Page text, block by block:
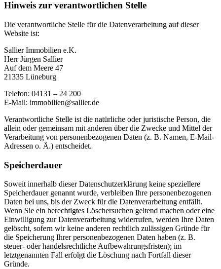
Hinweis zur verantwortlichen Stelle
Die verantwortliche Stelle für die Datenverarbeitung auf dieser
Website ist:
Sallier Immobilien e.K.
Herr Jürgen Sallier
Auf dem Meere 47
21335 Lüneburg
Telefon: 04131 – 24 200
E-Mail: immobilien@sallier.de
Verantwortliche Stelle ist die natürliche oder juristische Person, die
allein oder gemeinsam mit anderen über die Zwecke und Mittel der
Verarbeitung von personenbezogenen Daten (z. B. Namen, E-Mail-
Adressen o. Ä.) entscheidet.
Speicherdauer
Soweit innerhalb dieser Datenschutzerklärung keine speziellere
Speicherdauer genannt wurde, verbleiben Ihre personenbezogenen
Daten bei uns, bis der Zweck für die Datenverarbeitung entfällt.
Wenn Sie ein berechtigtes Löschersuchen geltend machen oder eine
Einwilligung zur Datenverarbeitung widerrufen, werden Ihre Daten
gelöscht, sofern wir keine anderen rechtlich zulässigen Gründe für
die Speicherung Ihrer personenbezogenen Daten haben (z. B.
steuer- oder handelsrechtliche Aufbewahrungsfristen); im
letztgenannten Fall erfolgt die Löschung nach Fortfall dieser
Gründe.